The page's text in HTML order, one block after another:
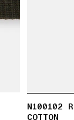
N100102
COTTON